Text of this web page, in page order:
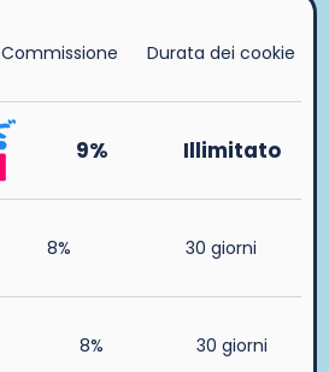
Commissione Durata dei cookie
9% Illimitato
8% 30 giorni
8% 30 giorni